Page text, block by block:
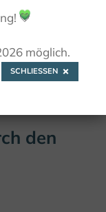
© pixabay
den
💚
möglich.
SCHLIESSEN